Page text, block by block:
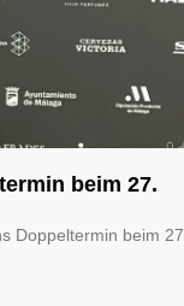
beim 27.
Doppeltermin beim 27.